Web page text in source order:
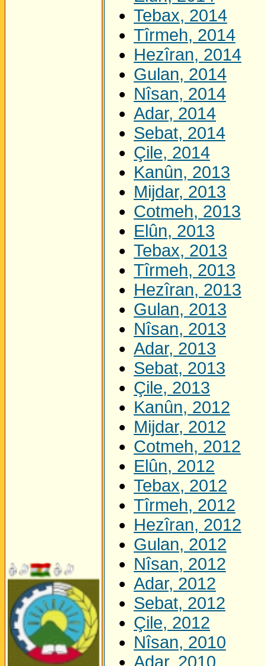
Tebax, 2014
Tîrmeh, 2014
Hezîran, 2014
Gulan, 2014
Nîsan, 2014
Adar, 2014
Sebat, 2014
Çile, 2014
Kanûn, 2013
Mijdar, 2013
Cotmeh, 2013
Elûn, 2013
Tebax, 2013
Tîrmeh, 2013
Hezîran, 2013
Gulan, 2013
Nîsan, 2013
Adar, 2013
Sebat, 2013
Çile, 2013
Kanûn, 2012
Mijdar, 2012
Cotmeh, 2012
Elûn, 2012
Tebax, 2012
Tîrmeh, 2012
Hezîran, 2012
Gulan, 2012
Nîsan, 2012
Adar, 2012
Sebat, 2012
Çile, 2012
Nîsan, 2010
Adar, 2010